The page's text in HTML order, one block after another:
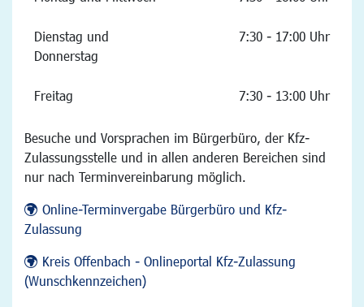
Dienstag und
Donnerstag
7:30 - 17:00 Uhr
Freitag 7:30 - 13:00 Uhr
Besuche und Vorsprachen im Bürgerbüro, der Kfz-
Zulassungsstelle und in allen anderen Bereichen sind
nur nach Terminvereinbarung möglich.
Online-Terminvergabe Bürgerbüro und Kfz-
Zulassung
Kreis Offenbach - Onlineportal Kfz-Zulassung
(Wunschkennzeichen)